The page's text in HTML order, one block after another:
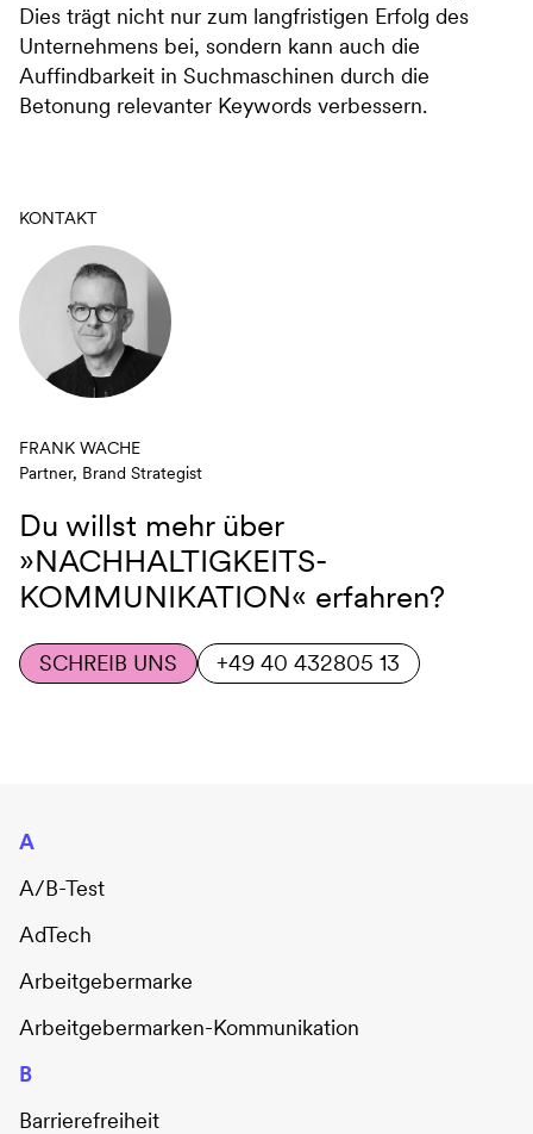
Dies trägt nicht nur zum langfristigen Erfolg des
Unternehmens bei, sondern kann auch die
Auffindbarkeit in Suchmaschinen durch die
Betonung relevanter Keywords verbessern.
KONTAKT
FRANK WACHE
Partner, Brand Strategist
Du willst mehr über
»NACHHALTIGKEITS-
KOMMUNIKATION« erfahren?
SCHREIB UNS +49 40 432805 13
A
A/B-Test
AdTech
Arbeitgebermarke
Arbeitgebermarken-Kommunikation
B
Barrierefreiheit